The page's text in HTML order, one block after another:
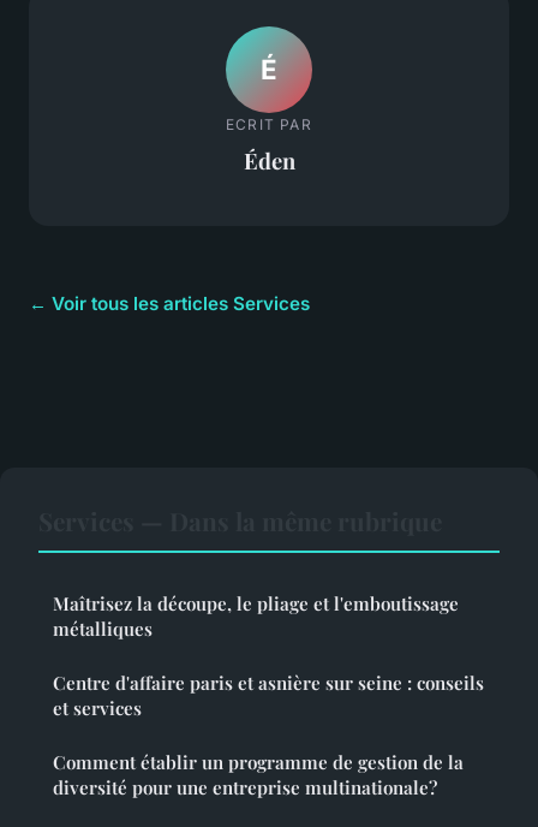
É
ECRIT PAR
Éden
← Voir tous les articles Services
Maîtrisez la découpe, le pliage et l'emboutissage
métalliques
Centre d'affaire paris et asnière sur seine : conseils
et services
Comment établir un programme de gestion de la
diversité pour une entreprise multinationale?